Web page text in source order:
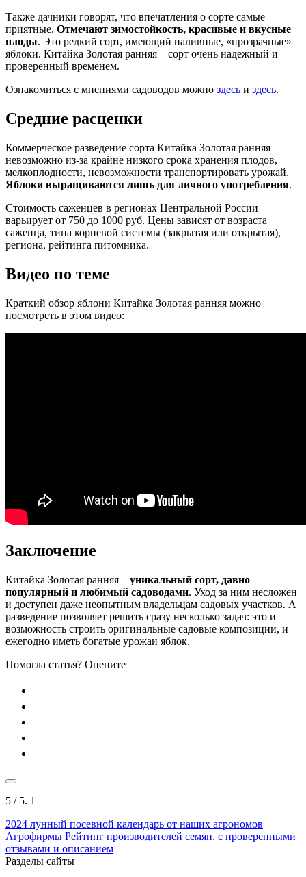
Также дачники говорят, что впечатления о сорте самые
приятные. Отмечают зимостойкость, красивые и вкусные
плоды. Это редкий сорт, имеющий наливные, «прозрачные»
яблоки. Китайка Золотая ранняя – сорт очень надежный и
проверенный временем.
Ознакомиться с мнениями садоводов можно здесь и здесь.
Средние расценки
Коммерческое разведение сорта Китайка Золотая ранняя
невозможно из-за крайне низкого срока хранения плодов,
мелкоплодности, невозможности транспортировать урожай.
Яблоки выращиваются лишь для личного употребления.
Стоимость саженцев в регионах Центральной России
варьирует от 750 до 1000 руб. Цены зависят от возраста
саженца, типа корневой системы (закрытая или открытая),
региона, рейтинга питомника.
Видео по теме
Краткий обзор яблони Китайка Золотая ранняя можно
посмотреть в этом видео:
Заключение
Китайка Золотая ранняя – уникальный сорт, давно
популярный и любимый садоводами. Уход за ним несложен
и доступен даже неопытным владельцам садовых участков. А
разведение позволяет решить сразу несколько задач: это и
возможность строить оригинальные садовые композиции, и
ежегодно иметь богатые урожаи яблок.
Помогла статья? Оцените
5 / 5. 1
2024 лунный посевной календарь от наших агрономов
Агрофирмы Рейтинг производителей семян, с проверенными
отзывами и описанием
Разделы сайты